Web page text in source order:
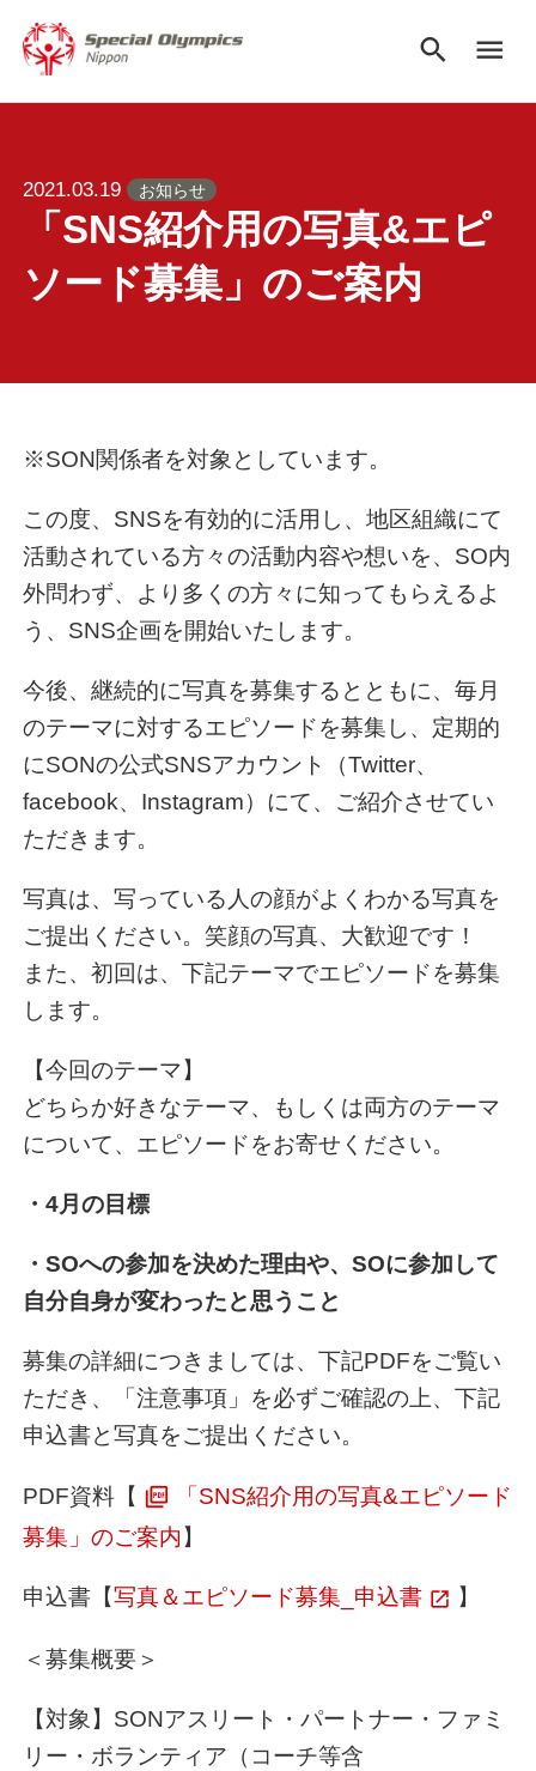
search menu
2021.03.19 お知らせ
「SNS紹介用の写真&エピ
ソード募集」のご案内
※SON関係者を対象としています。
この度、SNSを有効的に活用し、地区組織にて
活動されている方々の活動内容や想いを、SO内
外問わず、より多くの方々に知ってもらえるよ
う、SNS企画を開始いたします。
今後、継続的に写真を募集するとともに、毎月
のテーマに対するエピソードを募集し、定期的
にSONの公式SNSアカウント（Twitter、
facebook、Instagram）にて、ご紹介させてい
ただきます。
写真は、写っている人の顔がよくわかる写真を
ご提出ください。笑顔の写真、大歓迎です！
また、初回は、下記テーマでエピソードを募集
します。
【今回のテーマ】
どちらか好きなテーマ、もしくは両方のテーマ
について、エピソードをお寄せください。
・4月の目標
・SOへの参加を決めた理由や、SOに参加して
自分自身が変わったと思うこと
募集の詳細につきましては、下記PDFをご覧い
ただき、「注意事項」を必ずご確認の上、下記
申込書と写真をご提出ください。
PDF資料【
「SNS紹介用の写真&エピソード
募集」のご案内 】
申込書【写真＆エピソード募集_申込書 】
＜募集概要＞
【対象】SONアスリート・パートナー・ファミ
リー・ボランティア（コーチ等含